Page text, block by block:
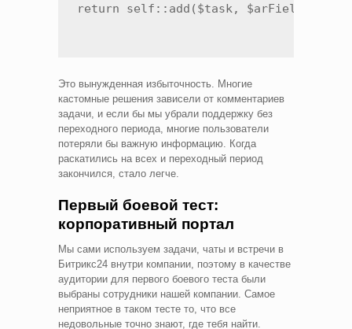
return self::add($task, $arFields); //
Это вынужденная избыточность. Многие
кастомные решения зависели от комментариев
задачи, и если бы мы убрали поддержку без
переходного периода, многие пользователи
потеряли бы важную информацию. Когда
раскатились на всех и переходный период
закончился, стало легче.
Первый боевой тест:
корпоративный портал
Мы сами используем задачи, чаты и встречи в
Битрикс24 внутри компании, поэтому в качестве
аудитории для первого боевого теста были
выбраны сотрудники нашей компании. Самое
неприятное в таком тесте то, что все
недовольные точно знают, где тебя найти.